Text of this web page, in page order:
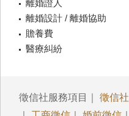
離婚證人
離婚設計 / 離婚協助
贍養費
醫療糾紛
徵信社服務項目｜ 徵信社